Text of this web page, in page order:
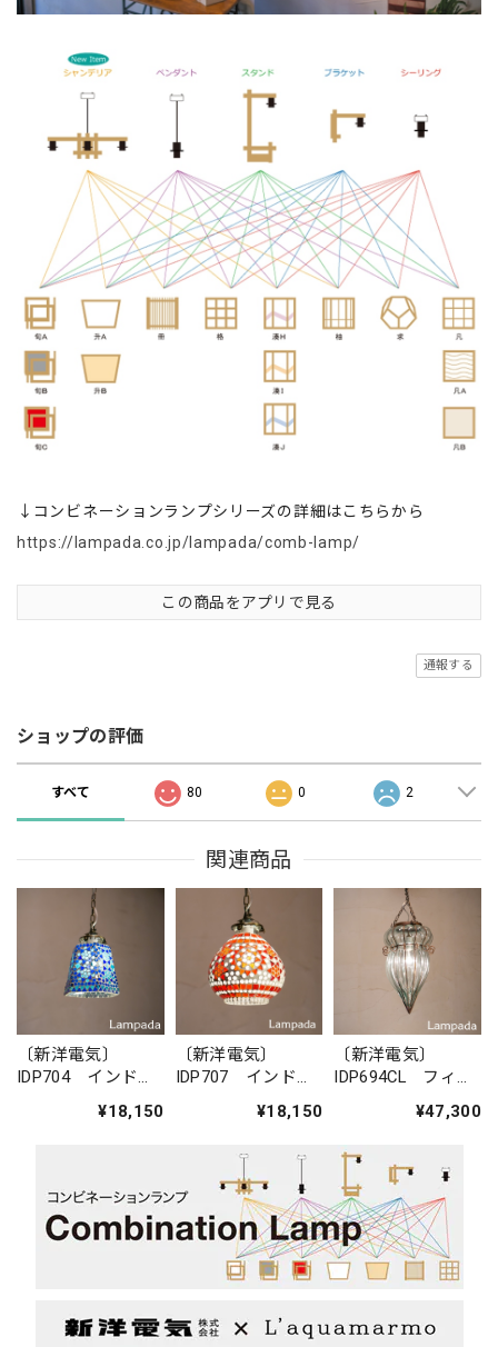
↓コンビネーションランプシリーズの詳細はこちらから
https://lampada.co.jp/lampada/comb-lamp/
この商品をアプリで見る
通報する
ショップの評価
すべて 80 0 2
関連商品
〔新洋電気〕
IDP704 インド・
ペンダントライト
¥18,150
〔新洋電気〕
IDP707 インド・
ペンダントライト
¥18,150
〔新洋電気〕
IDP694CL フィリ
ダントライト¥47,300